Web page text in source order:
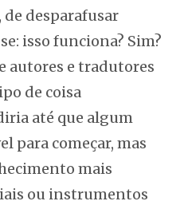
desparafusar
isso funciona? Sim?
autores e tradutores
de coisa
até que algum
para começar, mas
mais
ou instrumentos